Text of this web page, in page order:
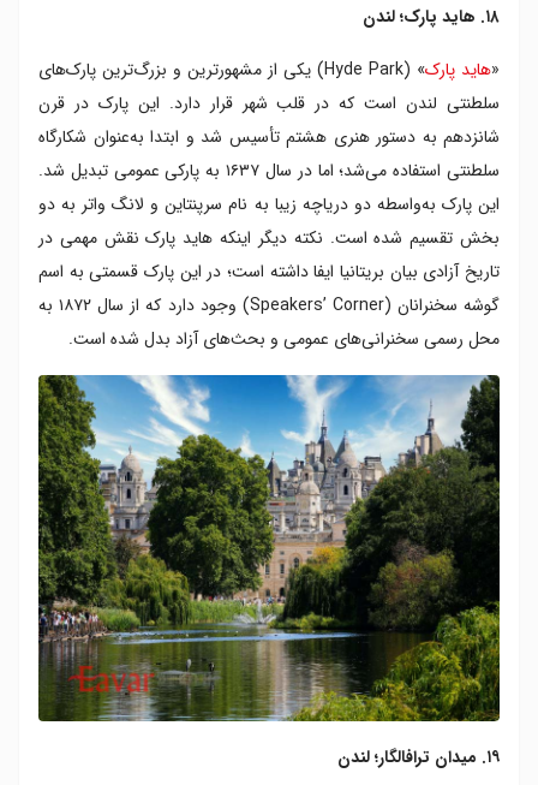
۱۸. هاید پارک؛ لندن
«هاید پارک
» (Hyde Park) یکی از مشهورترین و بزرگ‌ترین پارک‌های
سلطنتی لندن است که در قلب شهر قرار دارد. این پارک در قرن
شانزدهم به دستور هنری هشتم تأسیس شد و ابتدا به‌عنوان شکارگاه
سلطنتی استفاده می‌شد؛ اما در سال ۱۶۳۷ به پارکی عمومی تبدیل شد.
این پارک به‌واسطه دو دریاچه‌ زیبا به نام سرپنتاین و لانگ واتر به دو
بخش تقسیم شده است. نکته دیگر اینکه هاید پارک نقش مهمی در
تاریخ آزادی بیان بریتانیا ایفا داشته است؛ در این پارک قسمتی به اسم
گوشه سخنرانان (Speakers’ Corner) وجود دارد که از سال ۱۸۷۲ به
محل رسمی سخنرانی‌های عمومی و بحث‌های آزاد بدل شده است.
۱۹. میدان ترافالگار؛ لندن